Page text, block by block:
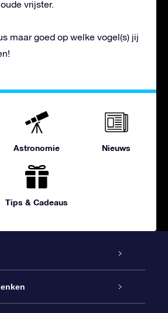
vrijster.
maar goed op welke vogel(s) jij
Astronomie Nieuws
Tips & Cadeaus